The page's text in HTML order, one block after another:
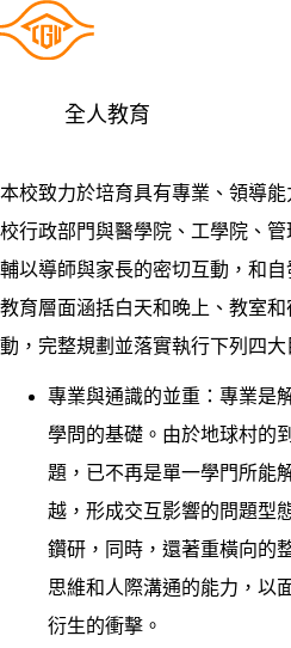
全人教育
本校致力於培育具有專業、領導
校行政部門與醫學院、工學院、
輔以導師與家長的密切互動，和
教育層面涵括白天和晚上、教室
動，完整規劃並落實執行下列四大
專業與通識的並重：專業是
學問的基礎。由於地球村的
題，已不再是單一學門所能
越，形成交互影響的問題型
鑽研，同時，還著重橫向的
思維和人際溝通的能力，以
衍生的衝擊。